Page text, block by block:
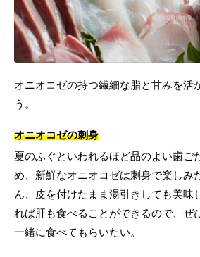
オニオコゼの持つ繊細な脂と甘みを活
う。
オニオコゼの刺身
夏のふぐといわれるほど品のよい歯ご
め、新鮮なオニオコゼは刺身で楽しみ
ん、皮を付けたまま湯引きしても美味
れば肝も食べることができるので、ぜ
一緒に食べてもらいたい。